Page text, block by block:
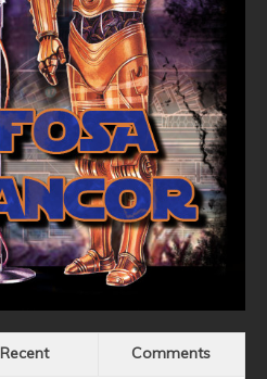
Recent Comments